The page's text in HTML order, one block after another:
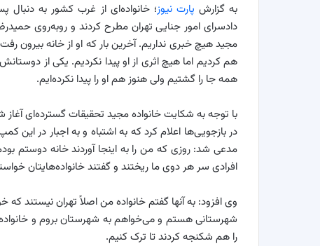
به گزارش پارت نیوز؛ خانواده‌ای از غرب کشور به دنبال
مجید هیچ خبری نداریم. آخرین بار که او از خانه
هم کردیم اما هیچ اثری از او پیدا نکردیم. یکی از
همه جا را گشتیم ولی هنوز هم او را پیدا نکرده‌ایم.
با توجه به شکایت خانواده مجید تحقیقات گسترده‌ای
در بازجویی‌ها اعلام کرد که به اشتباه و به اجبار در
مدعی شد: روزی که من را به اینجا آوردند خانه دوستم
افرادی سر هر دوی ما ریختند و گفتند خانواده‌هایتان
وی افزود: به آنها گفتم خانواده من اصلاً تهران
شهرستانی هستم و می‌خواهم به شهرستان بروم و
را هم شکنجه کردند تا ترک کنیم.